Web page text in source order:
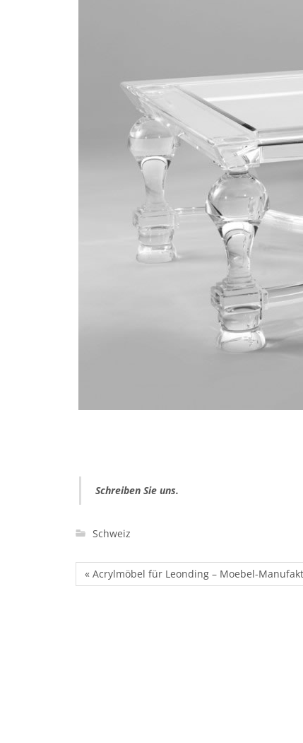
Schreiben Sie uns.
Schweiz
« Acrylmöbel für Leonding – Moebel-